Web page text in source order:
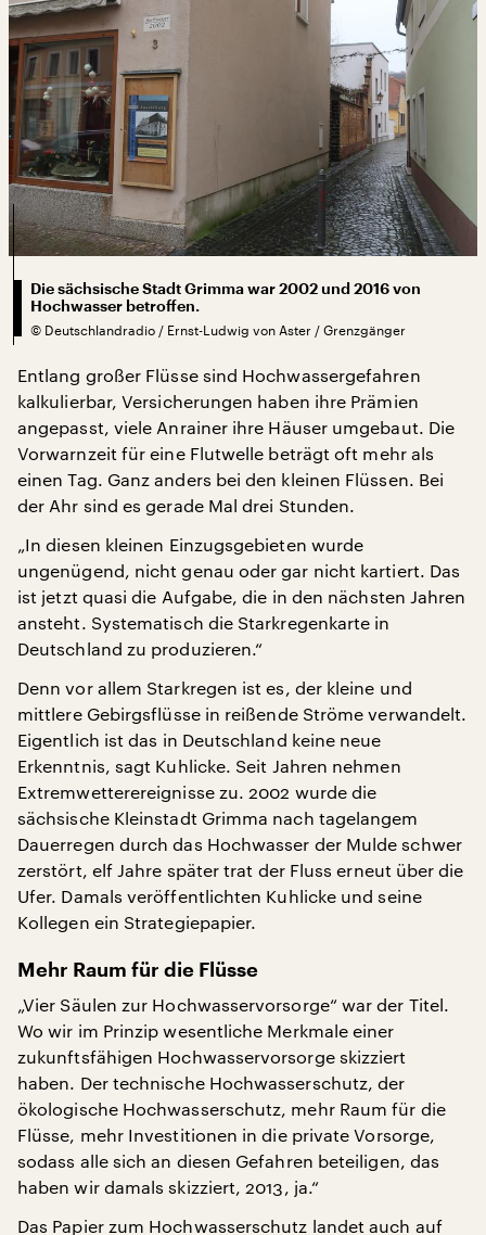
Die sächsische Stadt Grimma war 2002 und 2016 von
Hochwasser betroffen.
© Deutschlandradio / Ernst-Ludwig von Aster / Grenzgänger
Entlang großer Flüsse sind Hochwassergefahren
kalkulierbar, Versicherungen haben ihre Prämien
angepasst, viele Anrainer ihre Häuser umgebaut. Die
Vorwarnzeit für eine Flutwelle beträgt oft mehr als
einen Tag. Ganz anders bei den kleinen Flüssen. Bei
der Ahr sind es gerade Mal drei Stunden.
„In diesen kleinen Einzugsgebieten wurde
ungenügend, nicht genau oder gar nicht kartiert. Das
ist jetzt quasi die Aufgabe, die in den nächsten Jahren
ansteht. Systematisch die Starkregenkarte in
Deutschland zu produzieren.“
Denn vor allem Starkregen ist es, der kleine und
mittlere Gebirgsflüsse in reißende Ströme verwandelt.
Eigentlich ist das in Deutschland keine neue
Erkenntnis, sagt Kuhlicke. Seit Jahren nehmen
Extremwetterereignisse zu. 2002 wurde die
sächsische Kleinstadt Grimma nach tagelangem
Dauerregen durch das Hochwasser der Mulde schwer
zerstört, elf Jahre später trat der Fluss erneut über die
Ufer. Damals veröffentlichten Kuhlicke und seine
Kollegen ein Strategiepapier.
Mehr Raum für die Flüsse
„Vier Säulen zur Hochwasservorsorge“ war der Titel.
Wo wir im Prinzip wesentliche Merkmale einer
zukunftsfähigen Hochwasservorsorge skizziert
haben. Der technische Hochwasserschutz, der
ökologische Hochwasserschutz, mehr Raum für die
Flüsse, mehr Investitionen in die private Vorsorge,
sodass alle sich an diesen Gefahren beteiligen, das
haben wir damals skizziert, 2013, ja.“
Das Papier zum Hochwasserschutz landet auch auf